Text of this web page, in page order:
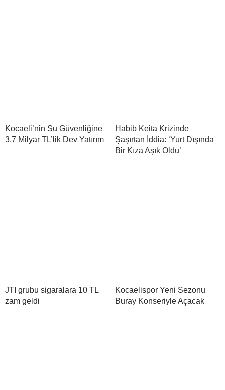
Kocaeli’nin Su Güvenliğine
3,7 Milyar TL’lik Dev Yatırım
Habib Keita Krizinde
Şaşırtan İddia: ‘Yurt Dışında
Bir Kıza Aşık Oldu’
JTI grubu sigaralara 10 TL
zam geldi
Kocaelispor Yeni Sezonu
Buray Konseriyle Açacak